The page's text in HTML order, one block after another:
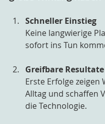
Schneller Einstieg
Keine langwierige
sofort ins Tun
Greifbare Resultate
Erste Erfolge zeigen
Alltag und schaffen
die Technologie.